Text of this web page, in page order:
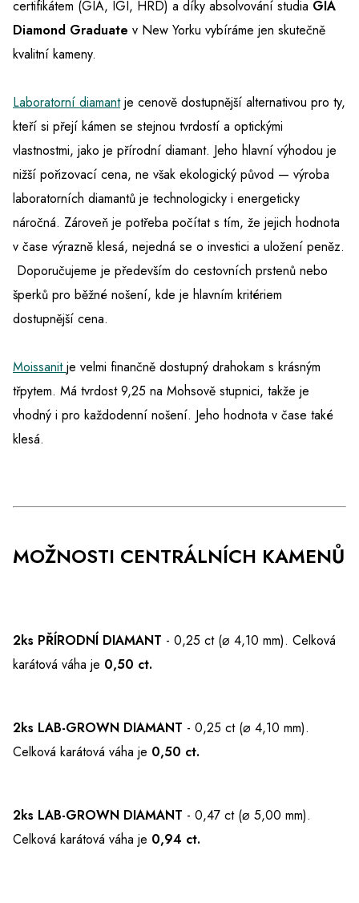
certifikátem (GIA, IGI, HRD) a díky absolvování studia GIA
Diamond Graduate v New Yorku vybíráme jen skutečně
kvalitní kameny.
Laboratorní diamant je cenově dostupnější alternativou pro ty,
kteří si přejí kámen se stejnou tvrdostí a optickými
vlastnostmi, jako je přírodní diamant. Jeho hlavní výhodou je
nižší pořizovací cena, ne však ekologický původ — výroba
laboratorních diamantů je technologicky i energeticky
náročná. Zároveň je potřeba počítat s tím, že jejich hodnota
v čase výrazně klesá, nejedná se o investici a uložení peněz.
Doporučujeme je především do cestovních prstenů nebo
šperků pro běžné nošení, kde je hlavním kritériem
dostupnější cena.
Moissanit je velmi finančně dostupný drahokam s krásným
třpytem. Má tvrdost 9,25 na Mohsově stupnici, takže je
vhodný i pro každodenní nošení. Jeho hodnota v čase také
klesá.
MOŽNOSTI CENTRÁLNÍCH KAMENŮ
2ks PŘÍRODNÍ DIAMANT - 0,25 ct (⌀ 4,10 mm). Celková
karátová váha je 0,50 ct.
2ks LAB-GROWN DIAMANT - 0,25 ct (⌀ 4,10 mm).
Celková karátová váha je 0,50 ct.
2ks LAB-GROWN DIAMANT - 0,47 ct (⌀ 5,00 mm).
Celková karátová váha je 0,94 ct.